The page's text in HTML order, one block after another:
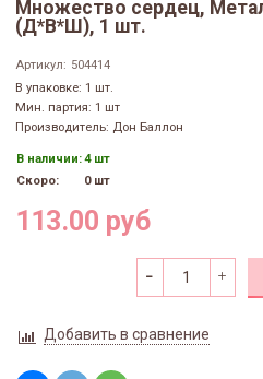
Множество сердец,
(Д*В*Ш), 1 шт.
Артикул: 504414
В упаковке: 1 шт.
Мин. партия: 1 шт
Производитель: Дон Баллон
В наличии:4 шт
Скоро:
0 шт
113.00 руб
Добавить в сравнение